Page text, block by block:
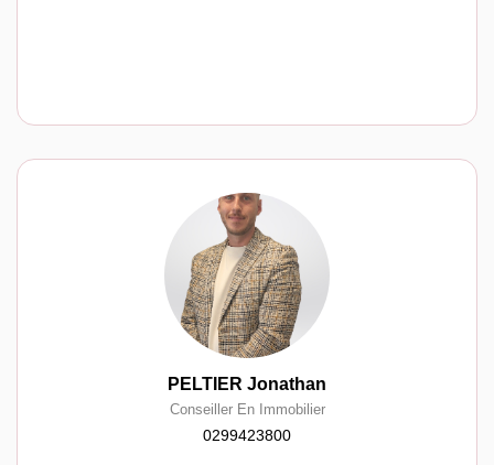
PELTIER Jonathan
Conseiller En Immobilier
0299423800